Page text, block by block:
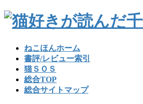
コ
ナ
ねこほんホーム
書評/レビュー索引
猫ＳＯＳ
総合TOP
総合サイトマップ